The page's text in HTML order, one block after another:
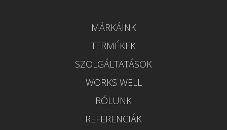
MÁRKÁINK
TERMÉKEK
SZOLGÁLTATÁSOK
WORKS WELL
RÓLUNK
REFERENCIÁK